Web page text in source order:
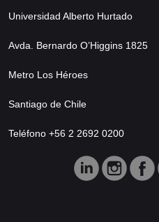
Universidad Alberto Hurtado
Avda. Bernardo O’Higgins 1825
Metro Los Héroes
Santiago de Chile
Teléfono +56 2 2692 0200